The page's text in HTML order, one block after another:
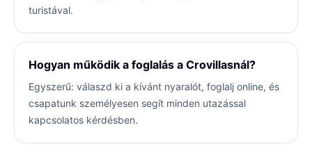
turistával.
Hogyan működik a foglalás a Crovillasnál?
Egyszerű: válaszd ki a kívánt nyaralót, foglalj online, és
csapatunk személyesen segít minden utazással
kapcsolatos kérdésben.